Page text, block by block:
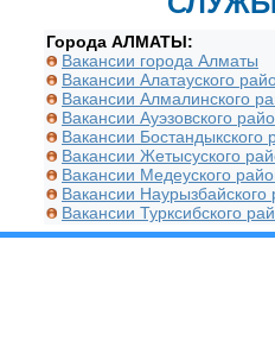
Города АЛМАТЫ:
Вакансии города Алматы
Вакансии Алатауского
Вакансии Алмалинского
Вакансии Ауэзовского
Вакансии Бостандыкского
Вакансии Жетысуского
Вакансии Медеуского
Вакансии Наурызбайского
Вакансии Турксибского